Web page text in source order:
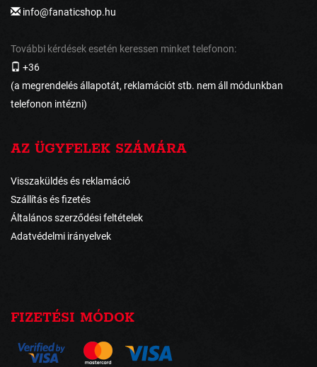
info@fanaticshop.hu
További kérdések esetén keressen minket telefonon:
+36
(a megrendelés állapotát, reklamációt stb. nem áll módunkban
telefonon intézni)
AZ ÜGYFELEK SZÁMÁRA
Visszaküldés és reklamáció
Szállítás és fizetés
Általános szerződési feltételek
Adatvédelmi irányelvek
FIZETÉSI MÓDOK